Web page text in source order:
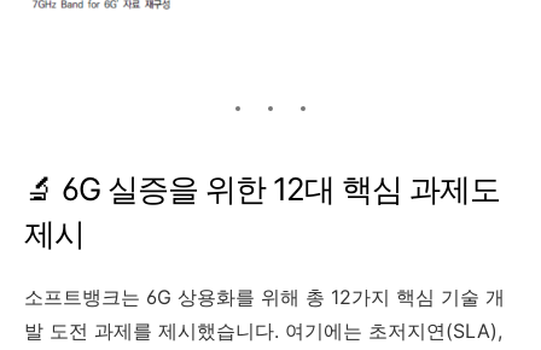
🔬 6G 실증을 위한 12대 핵심 과제도
제시
소프트뱅크는 6G 상용화를 위해 총 12가지 핵심 기술 개
발 도전 과제를 제시했습니다. 여기에는 초저지연(SLA),